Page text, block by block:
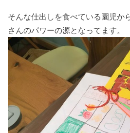
そんな仕出しを食べている園児か
さんのパワーの源となってます。